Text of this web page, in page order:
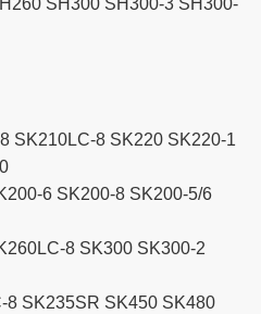
​​SH300 SH300-3 SH300-
SK210LC-8 SK220 SK220-1
6 SK200-8 SK200-5/6
8 SK300 SK300-2
8 SK235SR SK450 SK480